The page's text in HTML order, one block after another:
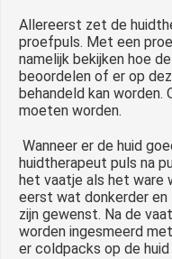
Allereerst zet de
proefpuls. Met een
namelijk bekijken hoe
beoordelen of er op
behandeld kan
moeten worden.
Wanneer er de huid
huidtherapeut puls na
het vaatje als het ware
eerst wat donkerder
zijn gewenst. Na de
worden ingesmeerd
er coldpacks op de